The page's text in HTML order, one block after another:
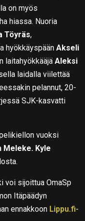
on myös
hiassa. Nuoria
Töyräs,
hyökkäyspäänAkseli
laitahyökkääjäAleksi
laidalla viilettää
pelannut, 20-
SJK-kasvatti
vuoksi
Meleke. Kyle
voi sijoittua OmaSp
Itäpäädyn
ennakkoon Lippu.fi-